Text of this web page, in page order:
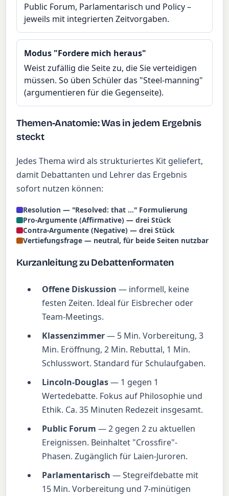
Public Forum, Parlamentarisch und Policy –
jeweils mit integrierten Zeitvorgaben.
Modus "Fordere mich heraus"
Weist zufällig die Seite zu, die Sie verteidigen
müssen. So üben Schüler das "Steel-manning"
(argumentieren für die Gegenseite).
Themen-Anatomie: Was in jedem Ergebnis
steckt
Jedes Thema wird als strukturiertes Kit geliefert,
damit Debattanten und Lehrer das Ergebnis
sofort nutzen können:
Resolution — "Resolved: that …" Formulierung
Pro-Argumente (Affirmative) — drei Stück
Contra-Argumente (Negative) — drei Stück
Vertiefungsfrage — neutral, für beide Seiten nutzbar
Kurzanleitung zu Debattenformaten
Offene Diskussion — informell, keine
festen Zeiten. Ideal für Eisbrecher oder
Team-Meetings.
Klassenzimmer— 5 Min. Vorbereitung, 3
Min. Eröffnung, 2 Min. Rebuttal, 1 Min.
Schlusswort. Standard für Schulaufgaben.
Lincoln-Douglas— 1 gegen 1
Wertedebatte. Fokus auf Philosophie und
Ethik. Ca. 35 Minuten Redezeit insgesamt.
Public Forum — 2 gegen 2 zu aktuellen
Ereignissen. Beinhaltet "Crossfire"-
Phasen. Zugänglich für Laien-Juroren.
Parlamentarisch — Stegreifdebatte mit
15 Min. Vorbereitung und 7-minütigen